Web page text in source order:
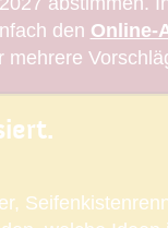
den Online-